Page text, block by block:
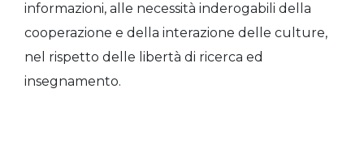
informazioni, alle necessità inderogabili della
cooperazione e della interazione delle culture,
nel rispetto delle libertà di ricerca ed
insegnamento.